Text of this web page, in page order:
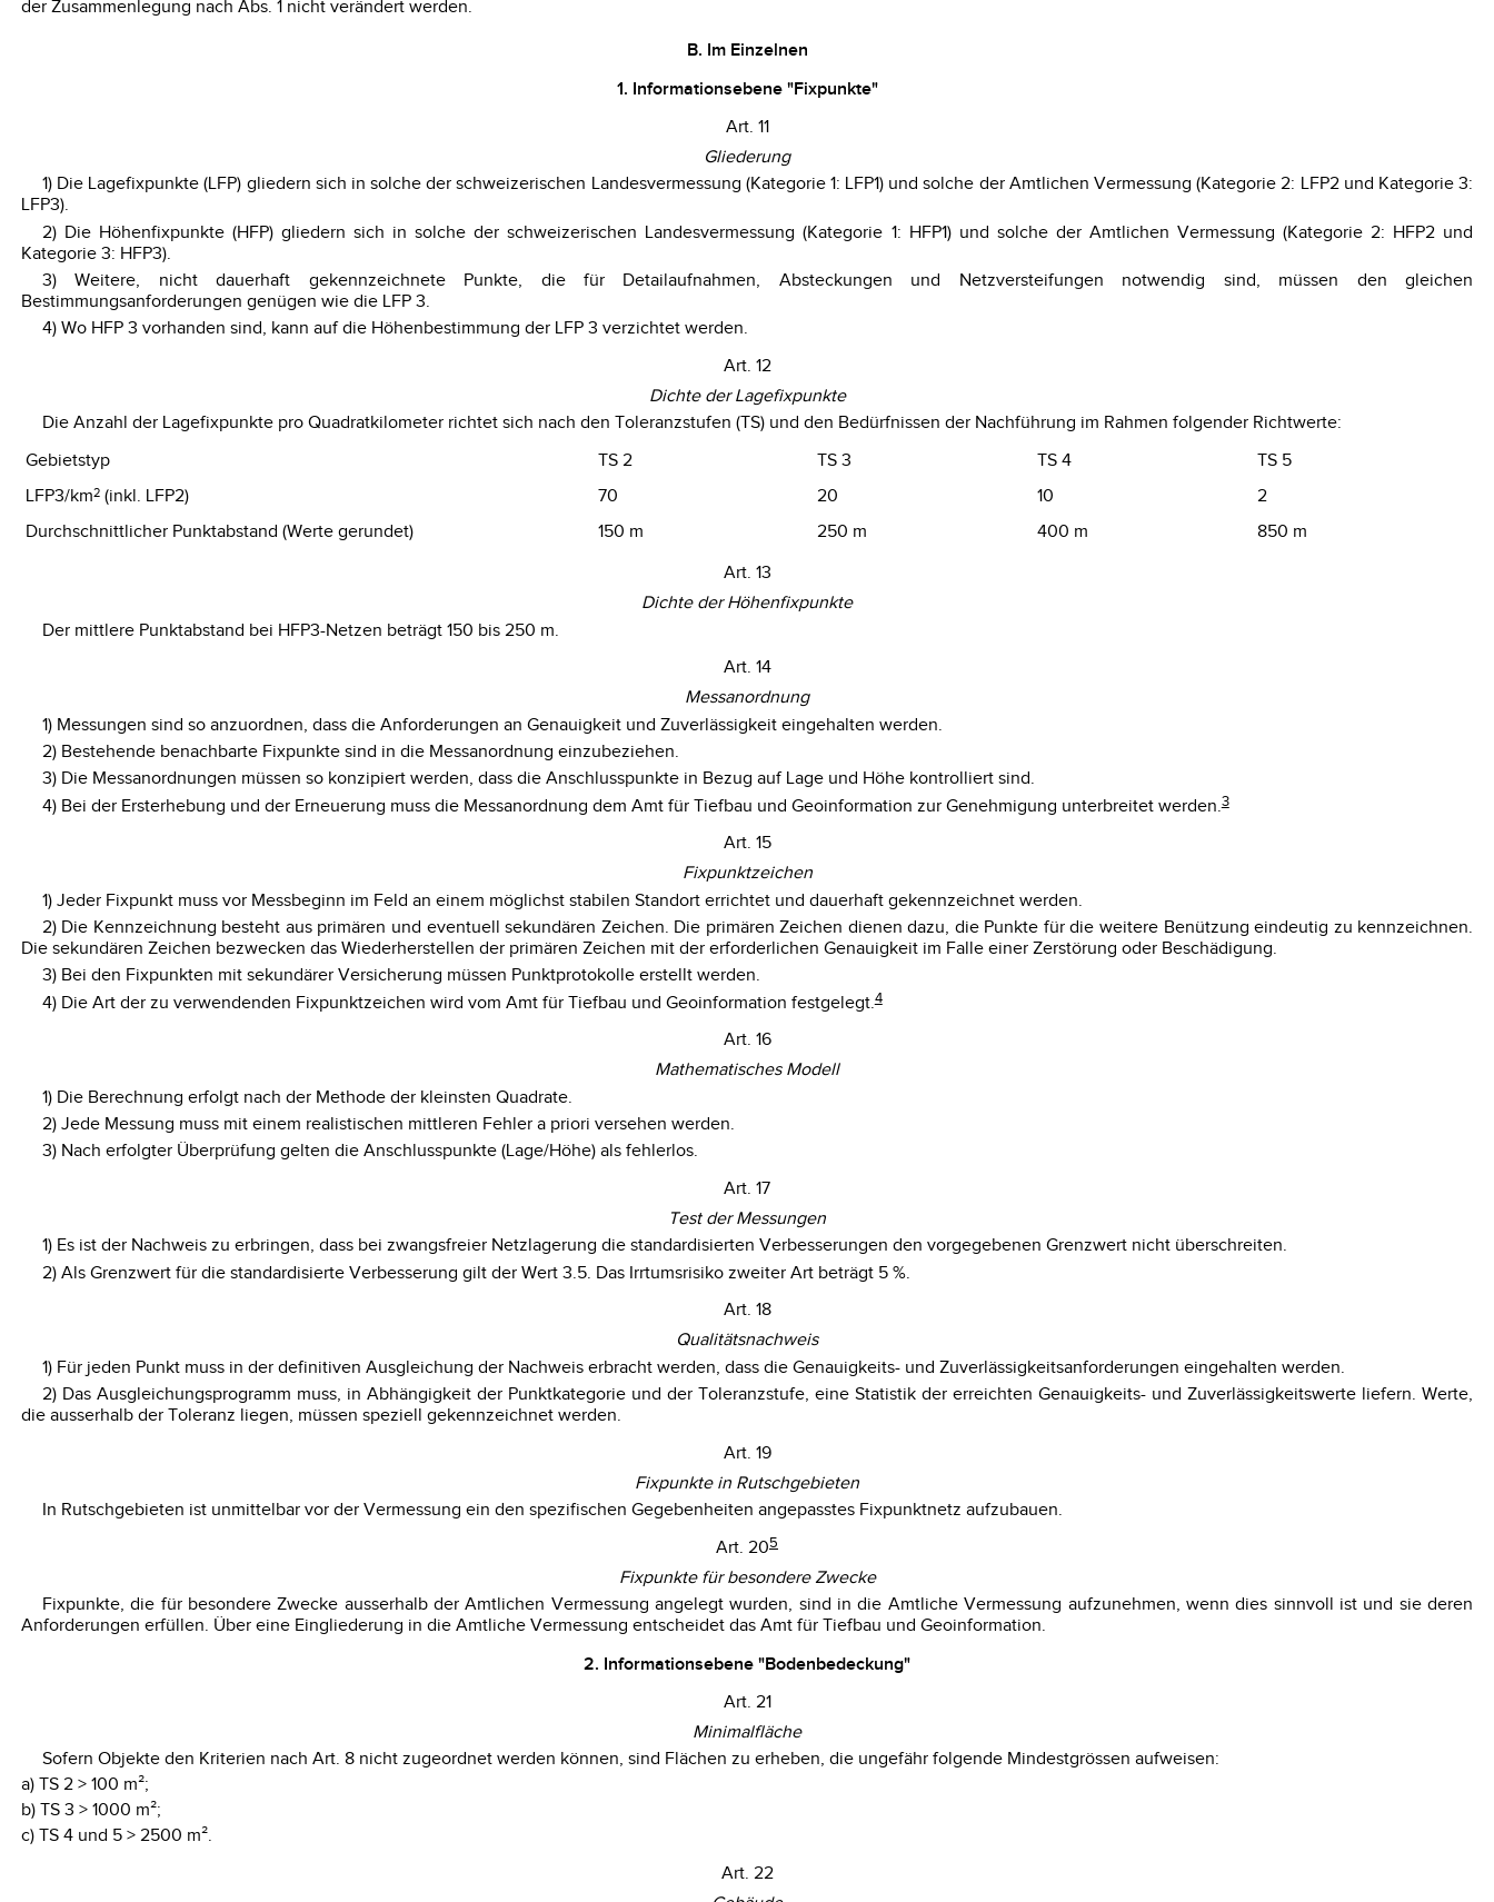
der Zusammenlegung nach Abs. 1 nicht verändert werden.
B. Im Einzelnen
1. Informationsebene "Fixpunkte"
Art. 11
Gliederung
1) Die Lagefixpunkte (LFP) gliedern sich in solche der schweizerischen Landesvermessung (Kategorie 1: LFP1) und solche der Amtlichen Vermessung (Kategorie 2: LFP2 und Kategorie 3:
LFP3).
2) Die Höhenfixpunkte (HFP) gliedern sich in solche der schweizerischen Landesvermessung (Kategorie 1: HFP1) und solche der Amtlichen Vermessung (Kategorie 2: HFP2 und
Kategorie 3: HFP3).
3) Weitere, nicht dauerhaft gekennzeichnete Punkte, die für Detailaufnahmen, Absteckungen und Netzversteifungen notwendig sind, müssen den gleichen
Bestimmungsanforderungen genügen wie die LFP 3.
4) Wo HFP 3 vorhanden sind, kann auf die Höhenbestimmung der LFP 3 verzichtet werden.
Art. 12
Dichte der Lagefixpunkte
Die Anzahl der Lagefixpunkte pro Quadratkilometer richtet sich nach den Toleranzstufen (TS) und den Bedürfnissen der Nachführung im Rahmen folgender Richtwerte:
Gebietstyp
TS 2 TS 3 TS 4
TS 5
LFP3/km2(inkl. LFP2) 70 20 10
2
Durchschnittlicher Punktabstand (Werte gerundet)
150 m 250 m 400 m
850 m
Art. 13
Dichte der Höhenfixpunkte
Der mittlere Punktabstand bei HFP3-Netzen beträgt 150 bis 250 m.
Art. 14
Messanordnung
1) Messungen sind so anzuordnen, dass die Anforderungen an Genauigkeit und Zuverlässigkeit eingehalten werden.
2) Bestehende benachbarte Fixpunkte sind in die Messanordnung einzubeziehen.
3) Die Messanordnungen müssen so konzipiert werden, dass die Anschlusspunkte in Bezug auf Lage und Höhe kontrolliert sind.
4) Bei der Ersterhebung und der Erneuerung muss die Messanordnung dem Amt für Tiefbau und Geoinformation zur Genehmigung unterbreitet werden.3
Art. 15
Fixpunktzeichen
1) Jeder Fixpunkt muss vor Messbeginn im Feld an einem möglichst stabilen Standort errichtet und dauerhaft gekennzeichnet werden.
2) Die Kennzeichnung besteht aus primären und eventuell sekundären Zeichen. Die primären Zeichen dienen dazu, die Punkte für die weitere Benützung eindeutig zu kennzeichnen.
Die sekundären Zeichen bezwecken das Wiederherstellen der primären Zeichen mit der erforderlichen Genauigkeit im Falle einer Zerstörung oder Beschädigung.
3) Bei den Fixpunkten mit sekundärer Versicherung müssen Punktprotokolle erstellt werden.
4) Die Art der zu verwendenden Fixpunktzeichen wird vom Amt für Tiefbau und Geoinformation festgelegt.4
Art. 16
Mathematisches Modell
1) Die Berechnung erfolgt nach der Methode der kleinsten Quadrate.
2) Jede Messung muss mit einem realistischen mittleren Fehler a priori versehen werden.
3) Nach erfolgter Überprüfung gelten die Anschlusspunkte (Lage/Höhe) als fehlerlos.
Art. 17
Test der Messungen
1) Es ist der Nachweis zu erbringen, dass bei zwangsfreier Netzlagerung die standardisierten Verbesserungen den vorgegebenen Grenzwert nicht überschreiten.
2) Als Grenzwert für die standardisierte Verbesserung gilt der Wert 3.5. Das Irrtumsrisiko zweiter Art beträgt 5 %.
Art. 18
Qualitätsnachweis
1) Für jeden Punkt muss in der definitiven Ausgleichung der Nachweis erbracht werden, dass die Genauigkeits- und Zuverlässigkeitsanforderungen eingehalten werden.
2) Das Ausgleichungsprogramm muss, in Abhängigkeit der Punktkategorie und der Toleranzstufe, eine Statistik der erreichten Genauigkeits- und Zuverlässigkeitswerte liefern. Werte,
die ausserhalb der Toleranz liegen, müssen speziell gekennzeichnet werden.
Art. 19
Fixpunkte in Rutschgebieten
In Rutschgebieten ist unmittelbar vor der Vermessung ein den spezifischen Gegebenheiten angepasstes Fixpunktnetz aufzubauen.
Art. 205
Fixpunkte für besondere Zwecke
Fixpunkte, die für besondere Zwecke ausserhalb der Amtlichen Vermessung angelegt wurden, sind in die Amtliche Vermessung aufzunehmen, wenn dies sinnvoll ist und sie deren
Anforderungen erfüllen. Über eine Eingliederung in die Amtliche Vermessung entscheidet das Amt für Tiefbau und Geoinformation.
2. Informationsebene "Bodenbedeckung"
Art. 21
Minimalfläche
Sofern Objekte den Kriterien nach Art. 8 nicht zugeordnet werden können, sind Flächen zu erheben, die ungefähr folgende Mindestgrössen aufweisen:
a) TS 2 > 100 m²;
b) TS 3 > 1000 m²;
c) TS 4 und 5 > 2500 m².
Art. 22